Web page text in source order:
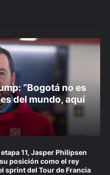
“Bogotá no es
del mundo, aquí
11, Jasper Philipsen
posición como el rey
sprint del Tour de Francia